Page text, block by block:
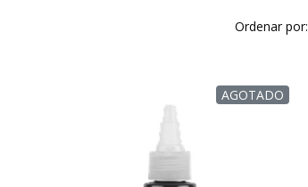
Ordenar por:
AGOTADO